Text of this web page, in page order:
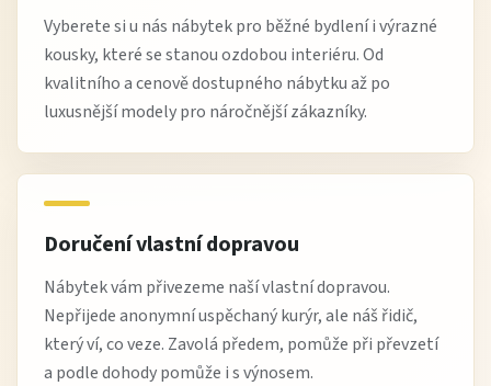
Vyberete si u nás nábytek pro běžné bydlení i výrazné
kousky, které se stanou ozdobou interiéru. Od
kvalitního a cenově dostupného nábytku až po
luxusnější modely pro náročnější zákazníky.
Doručení vlastní dopravou
Nábytek vám přivezeme naší vlastní dopravou.
Nepřijede anonymní uspěchaný kurýr, ale náš řidič,
který ví, co veze. Zavolá předem, pomůže při převzetí
a podle dohody pomůže i s výnosem.